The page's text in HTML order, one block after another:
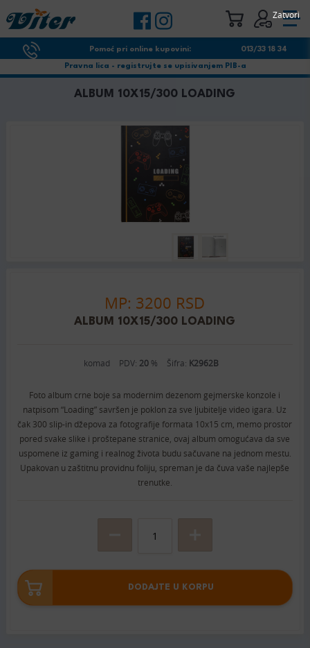
Pomoć pri online kupovini: 013/33 18 34
Pravna lica - registrujte se upisivanjem PIB-a
ALBUM 10X15/300 LOADING
MP: 3200 RSD
ALBUM 10X15/300 LOADING
komad PDV: 20 % Šifra: K2962B
Foto album crne boje sa modernim dezenom gejmerske konzole i
natpisom “Loading” savršen je poklon za sve ljubitelje video igara. Uz
čak 300 slip-in džepova za fotografije formata 10x15 cm, memo prostor
pored svake slike i proštepane stranice, ovaj album omogućava da sve
uspomene iz gaming i realnog života budu sačuvane na jednom mestu.
Upakovan u zaštitnu providnu foliju, spreman je da čuva vaše najlepše
trenutke.
DODAJTE U KORPU
Zatvori